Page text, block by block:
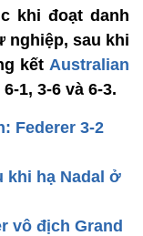
khi đoạt danh
nghiệp, sau khi
kếtAustralian
1, 3-6 và 6-3.
Federer 3-2
khi hạ Nadal ở
vô địch Grand